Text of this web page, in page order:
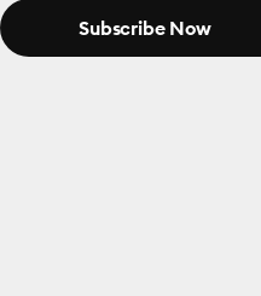
Subscribe Now